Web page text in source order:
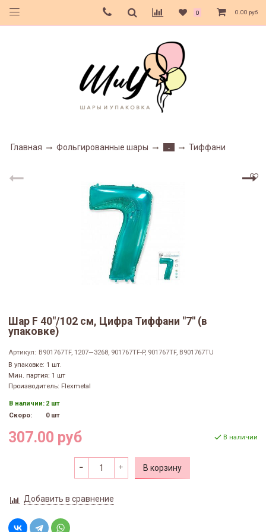
0 0.00 руб
Главная Фольгированные шары - Тиффани
Шар F 40"/102 см, Цифра Тиффани "7" (в
упаковке)
Артикул: B901767TF, 1207—3268, 901767TF-P, 901767TF, B901767TU
В упаковке: 1 шт.
Мин. партия: 1 шт
Производитель: Flexmetal
В наличии: 2 шт
Скоро:
0 шт
307.00 руб В наличии
В корзину
Добавить в сравнение